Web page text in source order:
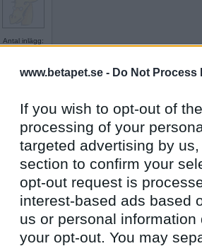
www.betapet.se - Do Not Process
If you wish to opt-out of
processing of your
targeted advertising by
section to confirm your
opt-out request is
interest-based ads based
us or personal
your opt-out. You may
Antal inlägg:
24323
asasan
Antal inlägg:
2422
annelie49
mikrob